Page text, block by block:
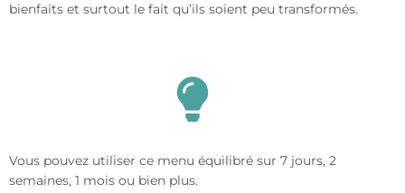
bienfaits et surtout le fait qu’ils soient peu transformés.
Vous pouvez utiliser ce menu équilibré sur 7 jours, 2
semaines, 1 mois ou bien plus.